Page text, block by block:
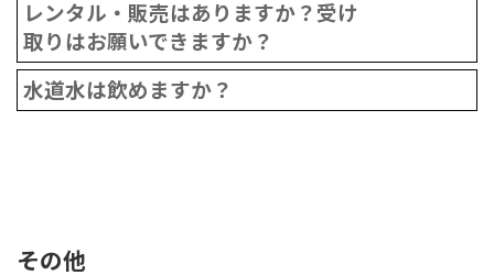
レンタル・販売はありますか？受け
取りはお願いできますか？
水道水は飲めますか？
その他